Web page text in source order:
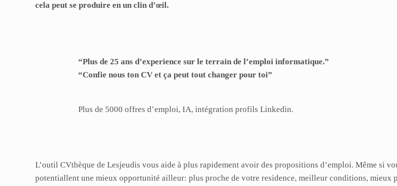
cela peut se produire en un clin d’œil.
“Plus de 25 ans d’experience sur le terrain de l’emploi informatique.”
“Confie nous ton CV et ça peut tout changer pour toi”
Plus de 5000 offres d’emploi, IA, intégration profils Linkedin.
L’outil CVthèque de Lesjeudis vous aide à plus rapidement avoir des propositions d’emploi. Même si
potentiallent une mieux opportunité ailleur: plus proche de votre residence, meilleur conditions,